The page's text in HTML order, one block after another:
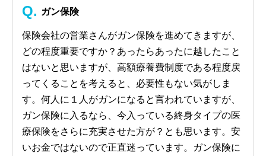
ガン保険
保険会社の営業さんがガン保険を進めてきますが、
どの程度重要ですか？あったらあったに越したこと
はないと思いますが、高額療養費制度である程度戻
ってくることを考えると、必要性もない気がしま
す。何人に１人がガンになると言われていますが、
ガン保険に入るなら、今入っている終身タイプの医
療保険をさらに充実させた方が？とも思います。安
いお金ではないので正直迷っています。ガン保険に